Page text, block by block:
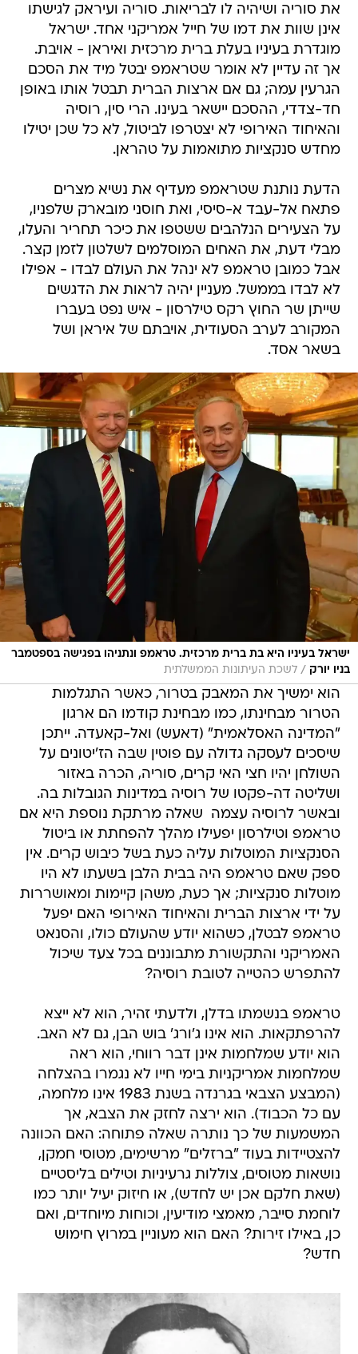
את סוריה ושיהיה לו לבריאות. סוריה ועיראק לגישתו
אינן שוות את דמו של חייל אמריקני אחד. ישראל
מוגדרת בעיניו בעלת ברית מרכזית ואיראן - אויבת.
אך זה עדיין לא אומר שטראמפ יבטל מיד את הסכם
הגרעין עמה; גם אם ארצות הברית תבטל אותו באופן
חד-צדדי, ההסכם יישאר בעינו. הרי סין, רוסיה
והאיחוד האירופי לא יצטרפו לביטול, לא כל שכן יטילו
מחדש סנקציות מתואמות על טהראן.
הדעת נותנת שטראמפ מעדיף את נשיא מצרים
פתאח אל-עבד א-סיסי, ואת חוסני מובארק שלפניו,
על הצעירים הנלהבים ששטפו את כיכר תחריר והעלו,
מבלי דעת, את האחים המוסלמים לשלטון לזמן קצר.
אבל כמובן טראמפ לא ינהל את העולם לבדו - אפילו
לא לבדו בממשל. מעניין יהיה לראות את הדגשים
שייתן שר החוץ רקס טילרסון - איש נפט בעברו
המקורב לערב הסעודית, אויבתם של איראן ושל
בשאר אסד.
ישראל בעיניו היא בת ברית מרכזית. טראמפ ונתניהו בפגישה בספטמבר
בניו יורק / לשכת העיתונות הממשלתית
הוא ימשיך את המאבק בטרור, כאשר התגלמות
הטרור מבחינתו, כמו מבחינת קודמו הם ארגון
"המדינה האסלאמית" (דאעש) ואל-קאעדה. ייתכן
שיסכים לעסקה גדולה עם פוטין שבה הז'יטונים על
השולחן יהיו חצי האי קרים, סוריה, הכרה באזור
ושליטה דה-פקטו של רוסיה במדינות הגובלות בה.
ובאשר לרוסיה עצמה  שאלה מרתקת נוספת היא אם
טראמפ וטילרסון יפעילו מהלך להפחתת או ביטול
הסנקציות המוטלות עליה כעת בשל כיבוש קרים. אין
ספק שאם טראמפ היה בבית הלבן בשעתו לא היו
מוטלות סנקציות; אך כעת, משהן קיימות ומאושררות
על ידי ארצות הברית והאיחוד האירופי האם יפעל
טראמפ לבטלן, כשהוא יודע שהעולם כולו, והסנאט
האמריקני והתקשורת מתבוננים בכל צעד שיכול
להתפרש כהטייה לטובת רוסיה?
טראמפ בנשמתו בדלן, ולדעתי זהיר, הוא לא ייצא
להרפתקאות. הוא אינו ג'ורג' בוש הבן, גם לא האב.
הוא יודע שמלחמות אינן דבר רווחי, הוא ראה
שמלחמות אמריקניות בימי חייו לא נגמרו בהצלחה
(המבצע הצבאי בגרנדה בשנת 1983 אינו מלחמה,
עם כל הכבוד). הוא ירצה לחזק את הצבא, אך
המשמעות של כך נותרה שאלה פתוחה: האם הכוונה
להצטיידות בעוד "ברזלים" מרשימים, מטוסי חמקן,
נושאות מטוסים, צוללות גרעיניות וטילים בליסטיים
(שאת חלקם אכן יש לחדש), או חיזוק יעיל יותר כמו
לוחמת סייבר, מאמצי מודיעין, וכוחות מיוחדים, ואם
כן, באילו זירות? האם הוא מעוניין במרוץ חימוש
חדש?